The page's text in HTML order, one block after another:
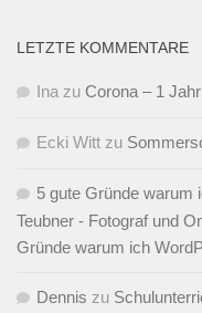
LETZTE KOMMENTARE
Ina zu Corona – 1
Ecki Witt zu
5 gute Gründe warum
Teubner - Fotograf und
Gründe warum ich
Dennis zu